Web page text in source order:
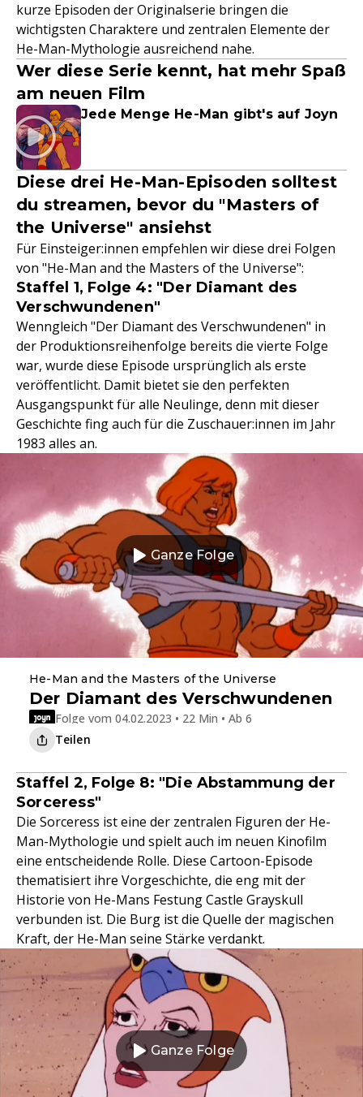
kurze Episoden der Originalserie bringen die
wichtigsten Charaktere und zentralen Elemente der
He-Man-Mythologie ausreichend nahe.
Wer diese Serie kennt, hat mehr Spaß
am neuen Film
Jede Menge He-Man gibt's auf Joyn
Diese drei He-Man-Episoden solltest
du streamen, bevor du "Masters of
the Universe" ansiehst
Für Einsteiger:innen empfehlen wir diese drei Folgen
von "He-Man and the Masters of the Universe":
Staffel 1, Folge 4: "Der Diamant des
Verschwundenen"
Wenngleich "Der Diamant des Verschwundenen" in
der Produktionsreihenfolge bereits die vierte Folge
war, wurde diese Episode ursprünglich als erste
veröffentlicht. Damit bietet sie den perfekten
Ausgangspunkt für alle Neulinge, denn mit dieser
Geschichte fing auch für die Zuschauer:innen im Jahr
1983 alles an.
Ganze Folge
He-Man and the Masters of the Universe
Der Diamant des Verschwundenen
Folge vom 04.02.2023 • 22 Min • Ab 6
Teilen
Staffel 2, Folge 8: "Die Abstammung der
Sorceress"
Die Sorceress ist eine der zentralen Figuren der He-
Man-Mythologie und spielt auch im neuen Kinofilm
eine entscheidende Rolle. Diese Cartoon-Episode
thematisiert ihre Vorgeschichte, die eng mit der
Historie von He-Mans Festung Castle Grayskull
verbunden ist. Die Burg ist die Quelle der magischen
Kraft, der He-Man seine Stärke verdankt.
Ganze Folge